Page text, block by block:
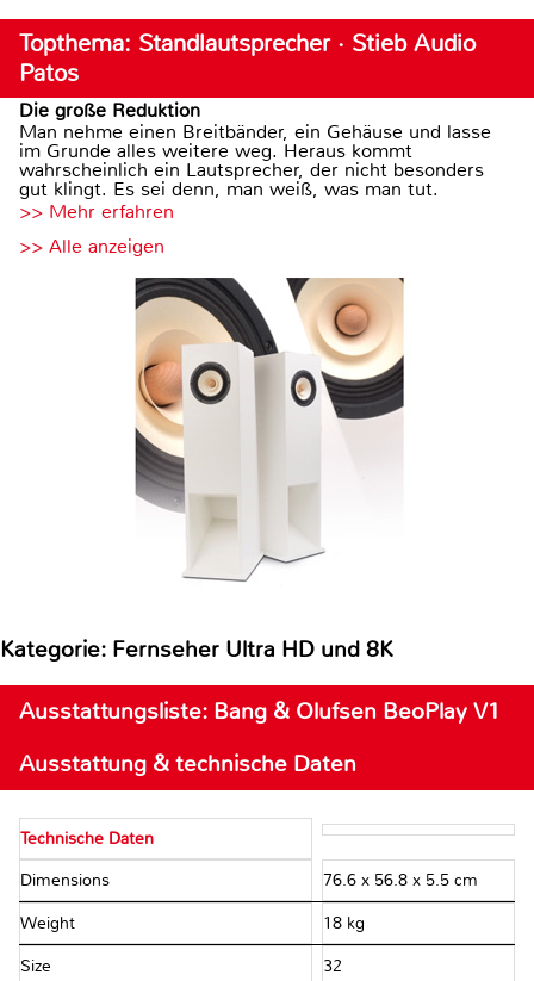
Topthema: Standlautsprecher · Stieb Audio
Patos
Die große Reduktion
Man nehme einen Breitbänder, ein Gehäuse und lasse
im Grunde alles weitere weg. Heraus kommt
wahrscheinlich ein Lautsprecher, der nicht besonders
gut klingt. Es sei denn, man weiß, was man tut.
>> Mehr erfahren
>> Alle anzeigen
Kategorie: Fernseher Ultra HD und 8K
Ausstattungsliste: Bang & Olufsen BeoPlay V1
Ausstattung & technische Daten
Technische Daten
Dimensions 76.6 x 56.8 x 5.5 cm
Weight 18 kg
Size 32